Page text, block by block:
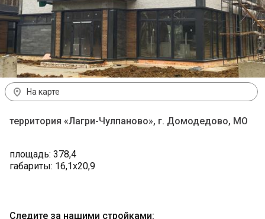
На карте
территория «Лагри-Чулпаново», г. Домодедово, МО
площадь: 378,4
габариты: 16,1х20,9
Следите за нашими стройками: